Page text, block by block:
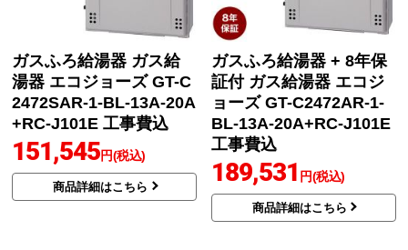
ガスふろ給湯器 ガス給
湯器 エコジョーズ GT-C
2472SAR-1-BL-13A-20A
+RC-J101E 工事費込
151,545円(税込)
商品詳細はこちら
ガスふろ給湯器 + 8年保
証付 ガス給湯器 エコジ
ョーズ GT-C2472AR-1-
BL-13A-20A+RC-J101E
工事費込
189,531 円(税込)
商品詳細はこちら